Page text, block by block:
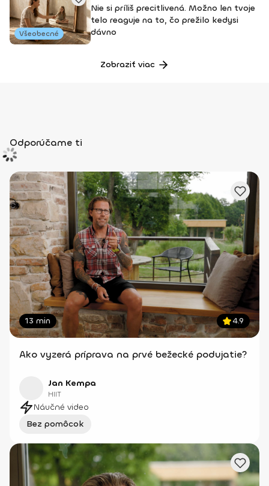
Všeobecné
Nie si príliš precitlivená. Možno len tvoje
telo reaguje na to, čo prežilo kedysi
dávno
Zobraziť viac
Odporúčame ti
13 min 4.9
Ako vyzerá príprava na prvé bežecké podujatie?
Jan Kempa
HIIT
Náučné video
Bez pomôcok